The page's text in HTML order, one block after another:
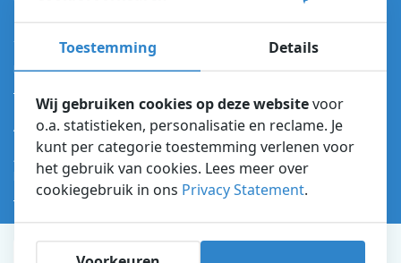
Starttijden voorstellingen
Bij de entree van het Dolfinarium ontvang je een plattegrond met het
Adres, route & parkeren
Je vindt ons op de Zuiderzeeboulevard 22 in Harderwijk. De blauwe
koepel is al van veraf te spotten, maar jouw route vanaf huis plan je alvast
. De parkeerplaats is een kleine 10 minuutjes lopen van het park.
Toestemming Details
Wij gebruiken cookies op deze websitevoor
o.a. statistieken, personalisatie en reclame. Je
kunt per categorie toestemming verlenen voor
het gebruik van cookies. Lees meer over
cookiegebruik in ons Privacy Statement.